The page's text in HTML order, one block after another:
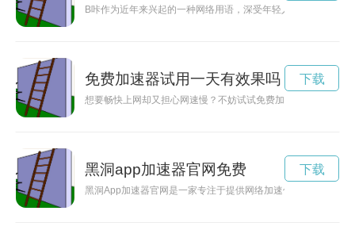
B咔作为近年来兴起的一种网络用语，深受年轻人喜爱。它不
免费加速器试用一天有效果吗
想要畅快上网却又担心网速慢？不妨试试免费加速器试用一天
下载
黑洞app加速器官网免费
黑洞App加速器官网是一家专注于提供网络加速优质服务的科
下载